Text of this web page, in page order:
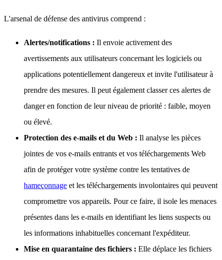
L'arsenal de défense des antivirus comprend :
Alertes/notifications : Il envoie activement des
avertissements aux utilisateurs concernant les logiciels ou
applications potentiellement dangereux et invite l'utilisateur à
prendre des mesures. Il peut également classer ces alertes de
danger en fonction de leur niveau de priorité : faible, moyen
ou élevé.
Protection des e-mails et du Web : Il analyse les pièces
jointes de vos e-mails entrants et vos téléchargements Web
afin de protéger votre système contre les tentatives de
hameçonnage et les téléchargements involontaires qui peuvent
compromettre vos appareils. Pour ce faire, il isole les menaces
présentes dans les e-mails en identifiant les liens suspects ou
les informations inhabituelles concernant l'expéditeur.
Mise en quarantaine des fichiers : Elle déplace les fichiers